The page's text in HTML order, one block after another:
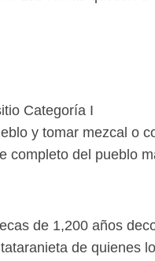
Categoría I
y tomar mezcal o
completo del pueblo
de 1,200 años
de quienes